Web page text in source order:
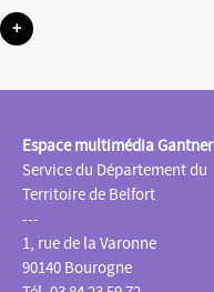
+
Espace multimédia Gantner
Service du Département du
Territoire de Belfort
---
1, rue de la Varonne
90140 Bourogne